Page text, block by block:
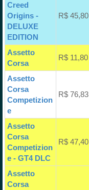
Creed
Origins -
DELUXE
EDITION
R$ 45,80
Assetto
Corsa
R$ 11,80
Assetto
Corsa
Competizion
e
R$ 76,83
Assetto
Corsa
Competizion
e - GT4 DLC
R$ 47,40
Assetto
Corsa